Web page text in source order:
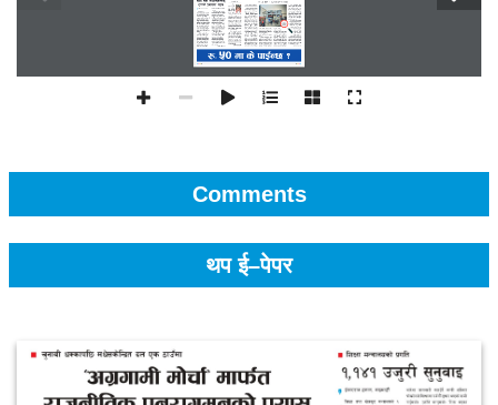
Comments
थप ई–पेपर